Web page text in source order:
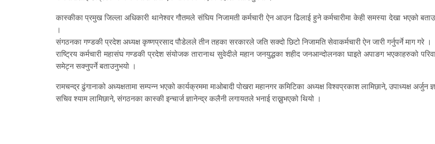
कास्कीका प्रमुख जिल्ला अधिकारी थानेश्वर गौतमले संघिय निजामती कर्मचारी ऐन आउन ढिलाई हुने कर्मचारीमा केही समस्या देखा भएको
।
संगठनका गण्डकी प्रदेश अध्यक्ष कृष्णप्रसाद पौडेलले तीन तहका सरकारले जति सक्दो छिटो निजामति सेवाकर्मचारी ऐन जारी गर्नुपर्ने माग गरे ।
राष्ट्रिय कर्मचारी महासंघ गण्डकी प्रदेश संयोजक तारानाथ सुवेदीले महान जनयुद्धका शहीद जनआन्दोलनका घाइते अपाङग भएकाहरुको
समेट्न सक्नुपर्ने बताउनुभयो ।
रामचन्द्र ढुंगानाको अध्यक्षतामा सम्पन्न भएको कार्यक्रममा माओबादी पोखरा महानगर कमिटिका अध्यक्ष विश्वप्रकाश लामिछाने, उपाध्यक्ष अर्जुन
सचिव श्याम लामिछाने, संगठनका कास्की इन्चार्ज ज्ञानेन्द्र कलैनी लगायतले भनाई राख्नुभएको थियो ।